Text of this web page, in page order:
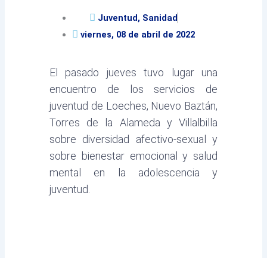
Juventud, Sanidad
viernes, 08 de abril de 2022
El pasado jueves tuvo lugar una
encuentro de los servicios de
juventud de Loeches, Nuevo Baztán,
Torres de la Alameda y Villalbilla
sobre diversidad afectivo-sexual y
sobre bienestar emocional y salud
mental en la adolescencia y
juventud.